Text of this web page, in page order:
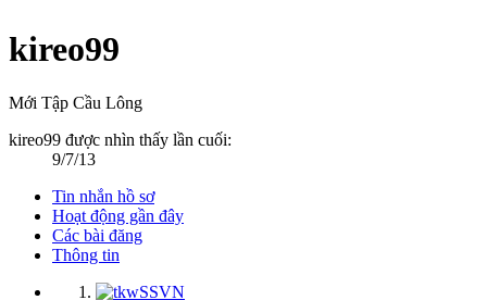
kireo99
Mới Tập Cầu Lông
kireo99 được nhìn thấy lần cuối:
9/7/13
Tin nhắn hồ sơ
Hoạt động gần đây
Các bài đăng
Thông tin